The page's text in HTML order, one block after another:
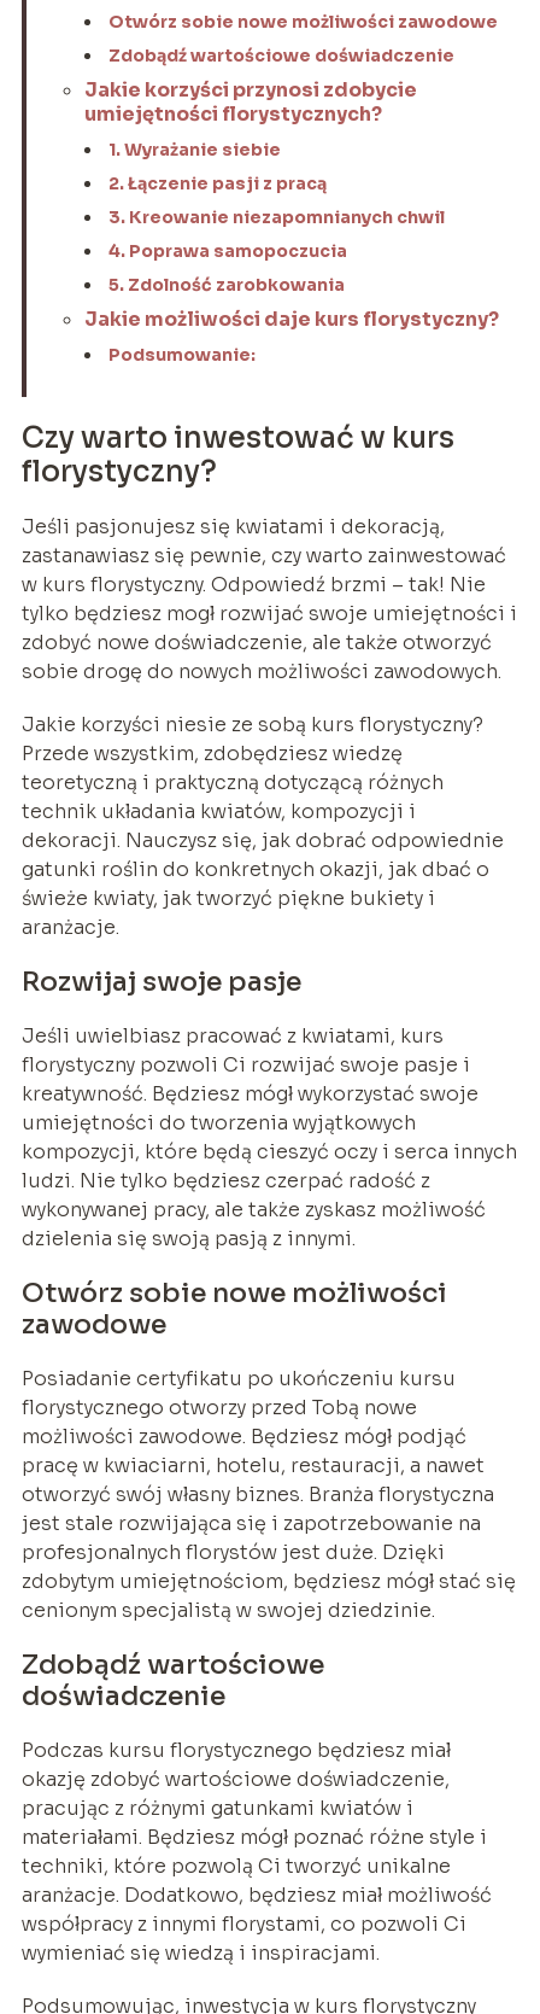
Otwórz sobie nowe możliwości zawodowe
Zdobądź wartościowe doświadczenie
Jakie korzyści przynosi zdobycie
umiejętności florystycznych?
1. Wyrażanie siebie
2. Łączenie pasji z pracą
3. Kreowanie niezapomnianych chwil
4. Poprawa samopoczucia
5. Zdolność zarobkowania
Jakie możliwości daje kurs florystyczny?
Podsumowanie:
Czy warto inwestować w kurs
florystyczny?
Jeśli pasjonujesz się kwiatami i dekoracją,
zastanawiasz się pewnie, czy warto zainwestować
w kurs florystyczny. Odpowiedź brzmi – tak! Nie
tylko będziesz mogł rozwijać swoje umiejętności i
zdobyć nowe doświadczenie, ale także otworzyć
sobie drogę do nowych możliwości zawodowych.
Jakie korzyści niesie ze sobą kurs florystyczny?
Przede wszystkim, zdobędziesz wiedzę
teoretyczną i praktyczną dotyczącą różnych
technik układania kwiatów, kompozycji i
dekoracji. Nauczysz się, jak dobrać odpowiednie
gatunki roślin do konkretnych okazji, jak dbać o
świeże kwiaty, jak tworzyć piękne bukiety i
aranżacje.
Rozwijaj swoje pasje
Jeśli uwielbiasz pracować z kwiatami, kurs
florystyczny pozwoli Ci rozwijać swoje pasje i
kreatywność. Będziesz mógł wykorzystać swoje
umiejętności do tworzenia wyjątkowych
kompozycji, które będą cieszyć oczy i serca innych
ludzi. Nie tylko będziesz czerpać radość z
wykonywanej pracy, ale także zyskasz możliwość
dzielenia się swoją pasją z innymi.
Otwórz sobie nowe możliwości
zawodowe
Posiadanie certyfikatu po ukończeniu kursu
florystycznego otworzy przed Tobą nowe
możliwości zawodowe. Będziesz mógł podjąć
pracę w kwiaciarni, hotelu, restauracji, a nawet
otworzyć swój własny biznes. Branża florystyczna
jest stale rozwijająca się i zapotrzebowanie na
profesjonalnych florystów jest duże. Dzięki
zdobytym umiejętnościom, będziesz mógł stać się
cenionym specjalistą w swojej dziedzinie.
Zdobądź wartościowe
doświadczenie
Podczas kursu florystycznego będziesz miał
okazję zdobyć wartościowe doświadczenie,
pracując z różnymi gatunkami kwiatów i
materiałami. Będziesz mógł poznać różne style i
techniki, które pozwolą Ci tworzyć unikalne
aranżacje. Dodatkowo, będziesz miał możliwość
współpracy z innymi florystami, co pozwoli Ci
wymieniać się wiedzą i inspiracjami.
Podsumowując, inwestycja w kurs florystyczny